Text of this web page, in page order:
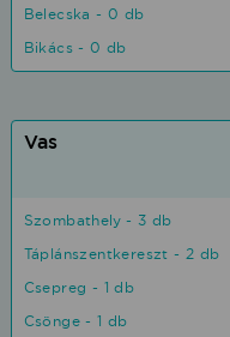
Belecska - 0 db
Bikács - 0 db
Vas
Szombathely - 3 db
Táplánszentkereszt - 2 db
Csepreg - 1 db
Csönge - 1 db